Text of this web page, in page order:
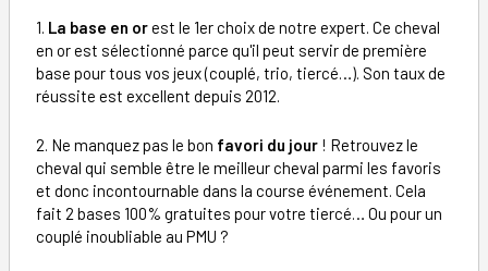
1. La base en orest le 1er choix de notre expert. Ce cheval
en or est sélectionné parce qu'il peut servir de première
base pour tous vos jeux (couplé, trio, tiercé…). Son taux de
réussite est excellent depuis 2012.
2. Ne manquez pas le bon favori du jour ! Retrouvez le
cheval qui semble être le meilleur cheval parmi les favoris
et donc incontournable dans la course événement. Cela
fait 2 bases 100% gratuites pour votre tiercé… Ou pour un
couplé inoubliable au PMU ?